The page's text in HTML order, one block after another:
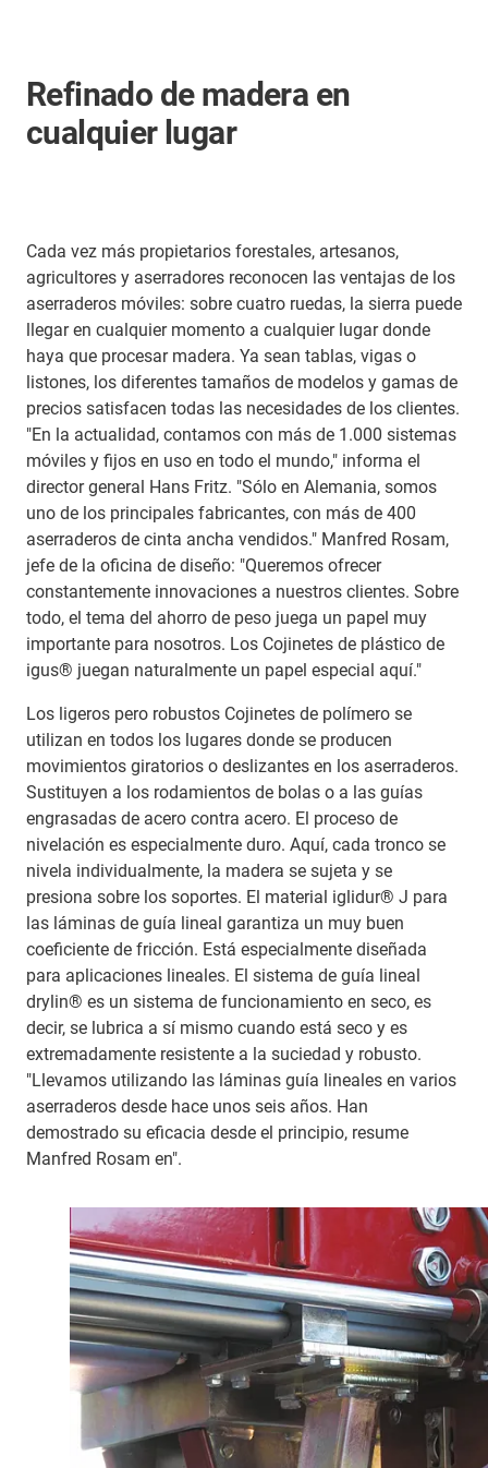
Refinado de madera en
cualquier lugar
Cada vez más propietarios forestales, artesanos,
agricultores y aserradores reconocen las ventajas de los
aserraderos móviles: sobre cuatro ruedas, la sierra puede
llegar en cualquier momento a cualquier lugar donde
haya que procesar madera. Ya sean tablas, vigas o
listones, los diferentes tamaños de modelos y gamas de
precios satisfacen todas las necesidades de los clientes.
"En la actualidad, contamos con más de 1.000 sistemas
móviles y fijos en uso en todo el mundo," informa el
director general Hans Fritz. "Sólo en Alemania, somos
uno de los principales fabricantes, con más de 400
aserraderos de cinta ancha vendidos." Manfred Rosam,
jefe de la oficina de diseño: "Queremos ofrecer
constantemente innovaciones a nuestros clientes. Sobre
todo, el tema del ahorro de peso juega un papel muy
importante para nosotros. Los Cojinetes de plástico de
igus® juegan naturalmente un papel especial aquí."
Los ligeros pero robustos Cojinetes de polímero se
utilizan en todos los lugares donde se producen
movimientos giratorios o deslizantes en los aserraderos.
Sustituyen a los rodamientos de bolas o a las guías
engrasadas de acero contra acero. El proceso de
nivelación es especialmente duro. Aquí, cada tronco se
nivela individualmente, la madera se sujeta y se
presiona sobre los soportes. El material iglidur® J para
las láminas de guía lineal garantiza un muy buen
coeficiente de fricción. Está especialmente diseñada
para aplicaciones lineales. El sistema de guía lineal
drylin® es un sistema de funcionamiento en seco, es
decir, se lubrica a sí mismo cuando está seco y es
extremadamente resistente a la suciedad y robusto.
"Llevamos utilizando las láminas guía lineales en varios
aserraderos desde hace unos seis años. Han
demostrado su eficacia desde el principio, resume
Manfred Rosam en".